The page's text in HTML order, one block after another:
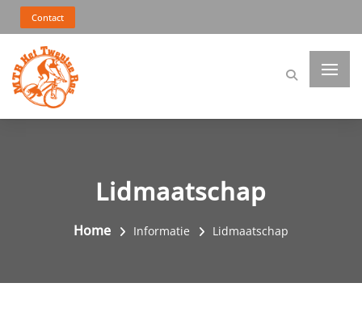
Contact
Lidmaatschap
Home Informatie Lidmaatschap